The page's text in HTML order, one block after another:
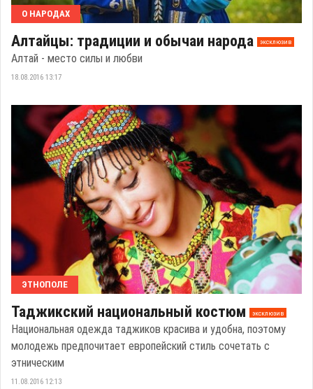
О НАРОДАХ
Алтайцы: традиции и обычаи народа эксклюзив
Алтай - место силы и любви
18.08.2016 13:17
ЭТНОПОЛЕ
Таджикский национальный костюм эксклюзив
Национальная одежда таджиков красива и удобна, поэтому
молодежь предпочитает европейский стиль сочетать с
этническим
11.08.2016 12:13